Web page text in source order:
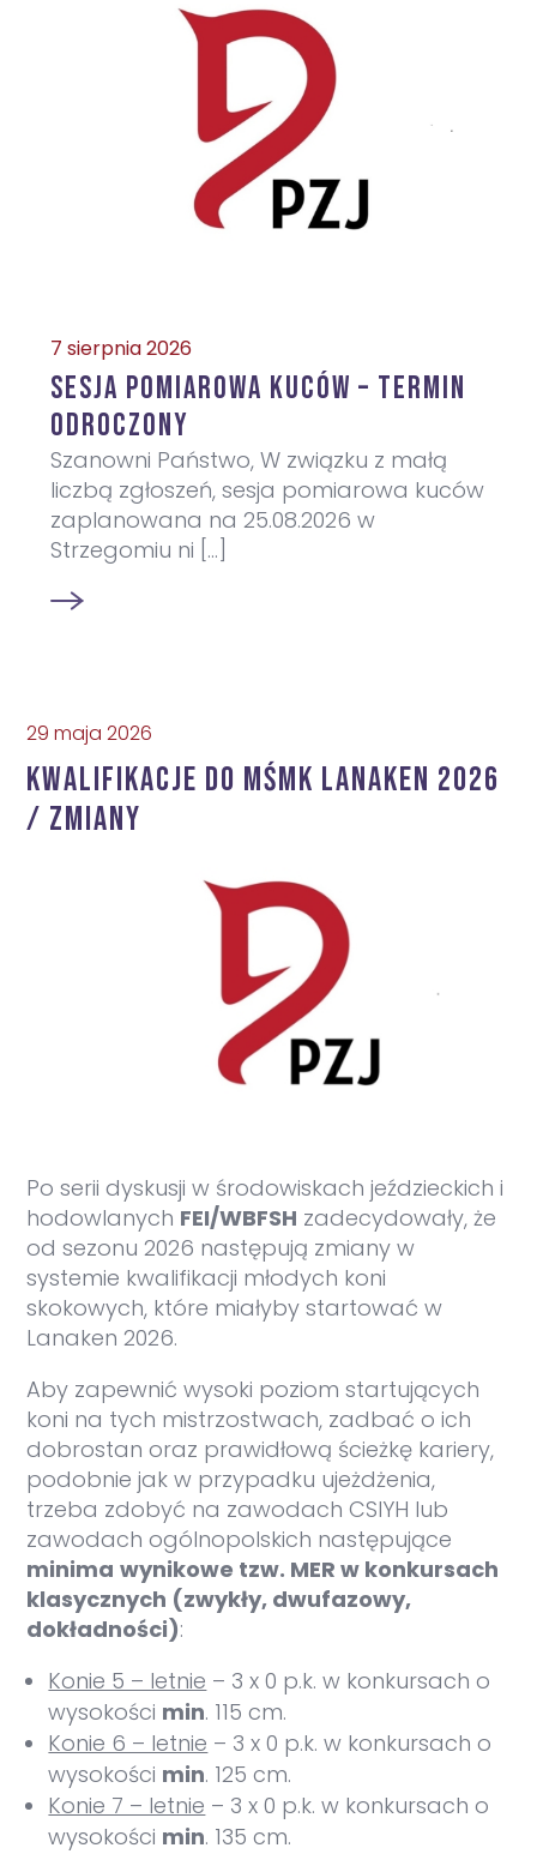
7 sierpnia 2026
Sesja pomiarowa kuców – termin
odroczony
Szanowni Państwo, W związku z małą
liczbą zgłoszeń, sesja pomiarowa kuców
zaplanowana na 25.08.2026 w
Strzegomiu ni [...]
KWALIFIKACJE DO MŚMK LANAKEN 2026
/ ZMIANY
29 maja 2026
Po serii dyskusji w środowiskach jeździeckich i
hodowlanych FEI/WBFSH zadecydowały, że
od sezonu 2026 następują zmiany w
systemie kwalifikacji młodych koni
skokowych, które miałyby startować w
Lanaken 2026.
Aby zapewnić wysoki poziom startujących
koni na tych mistrzostwach, zadbać o ich
dobrostan oraz prawidłową ścieżkę kariery,
podobnie jak w przypadku ujeżdżenia,
trzeba zdobyć na zawodach CSIYH lub
zawodach ogólnopolskich następujące
minima wynikowe tzw. MER w konkursach
klasycznych (zwykły, dwufazowy,
dokładności):
Konie 5 – letnie – 3 x 0 p.k. w konkursach o
wysokości min. 115 cm.
Konie 6 – letnie – 3 x 0 p.k. w konkursach o
wysokości min. 125 cm.
Konie 7 – letnie – 3 x 0 p.k. w konkursach o
wysokości min. 135 cm.